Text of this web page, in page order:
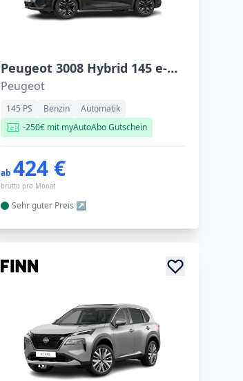
Peugeot 3008 Hybrid 145 e-DSC6
Peugeot
145 PS Benzin
Automatik
-250€ mit myAutoAbo Gutschein
ab424 €
brutto pro Monat
Sehr guter Preis